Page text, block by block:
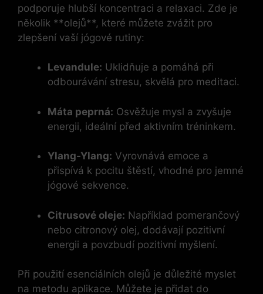
podporuje hlubší koncentraci a relaxaci. Zde je
několik **olejů**, které můžete zvážit pro
zlepšení vaší jógové rutiny:
Levandule: Uklidňuje a pomáhá při
odbourávání stresu, skvělá pro meditaci.
Máta peprná: Osvěžuje mysl a zvyšuje
energii, ideální před aktivním tréninkem.
Ylang-Ylang: Vyrovnává emoce a
přispívá k pocitu štěstí, vhodné pro jemné
jógové sekvence.
Citrusové oleje: Například pomerančový
nebo citronový olej, dodávají pozitivní
energii a povzbudí pozitivní myšlení.
Při použití esenciálních olejů je důležité myslet
na metodu aplikace. Můžete je přidat do